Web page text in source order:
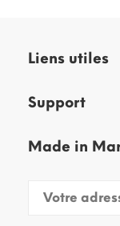
Liens utiles
Support
Made in